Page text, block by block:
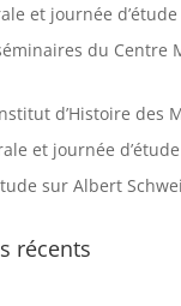
et journée d’étude
du Centre
d’Histoire des
et journée
sur Albert
récents